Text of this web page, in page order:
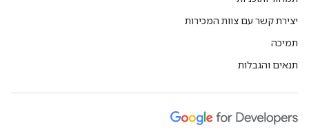
יצירת קשר עם צוות המכירות
תמיכה
תנאים והגבלות